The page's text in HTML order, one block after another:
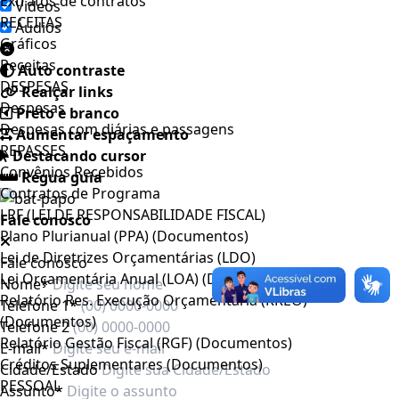
Videos
Áudios
Auto contraste
Realçar links
Preto e branco
Aumentar espaçamento
Destacando cursor
Regua guia
Fale conosco
Fale conosco
Nome*
Telefone 1*
Telefone 2
E-mail*
Cidade/Estado
Assunto*
RECEITAS
Gráficos
Receitas
DESPESAS
Despesas
Despesas com diárias e passagens
REPASSES
Convênios Recebidos
Contratos de Programa
LRF (LEI DE RESPONSABILIDADE FISCAL)
Plano Plurianual (PPA) (Documentos)
Lei de Diretrizes Orçamentárias (LDO)
Lei Orçamentária Anual (LOA) (Documentos)
Relatório Res. Execução Orçamentária (RREO)
(Documentos)
Relatório Gestão Fiscal (RGF) (Documentos)
Créditos Suplementares (Documentos)
PESSOAL